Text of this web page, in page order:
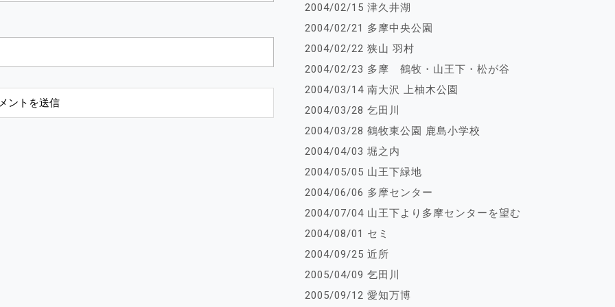
2004/02/15 津久井湖
2004/02/21 多摩中央公園
2004/02/22 狭山 羽村
2004/02/23 多摩 鶴牧・山王下・松が谷
2004/03/14 南大沢 上柚木公園
2004/03/28 乞田川
2004/03/28 鶴牧東公園 鹿島小学校
2004/04/03 堀之内
2004/05/05 山王下緑地
2004/06/06 多摩センター
2004/07/04 山王下より多摩センターを望む
2004/08/01 セミ
2004/09/25 近所
2005/04/09 乞田川
2005/09/12 愛知万博